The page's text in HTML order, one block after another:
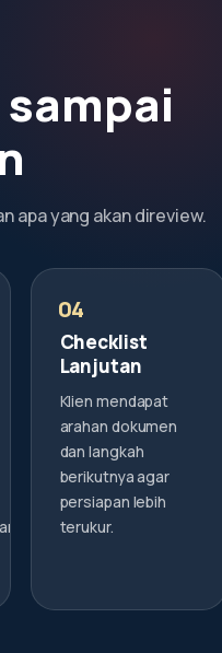
apa yang akan direview.
Checklist
Lanjutan
Klien mendapat
arahan dokumen
dan langkah
berikutnya agar
persiapan lebih
terukur.